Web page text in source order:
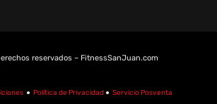
reservados – FitnessSanJuan.com
● Política de Privacidad ● Servicio Posventa